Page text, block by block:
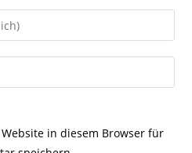
in diesem Browser für